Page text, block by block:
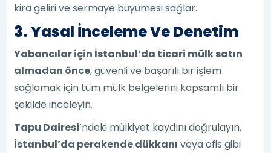
kira geliri ve sermaye büyümesi sağlar.
3. Yasal İnceleme Ve Denetim
Yabancılar için İstanbul’da ticari mülk satın
almadan önce, güvenli ve başarılı bir işlem
sağlamak için tüm mülk belgelerini kapsamlı bir
şekilde inceleyin.
Tapu Dairesi’ndeki mülkiyet kaydını doğrulayın,
İstanbul’da perakende dükkanı veya ofis gibi